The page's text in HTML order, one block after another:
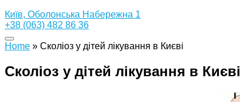
Київ, Оболонська Набережна 1
+38 (063) 482 86 36
Home » Сколіоз у дітей лікування в Києві
Сколіоз у дітей лікування в Києві